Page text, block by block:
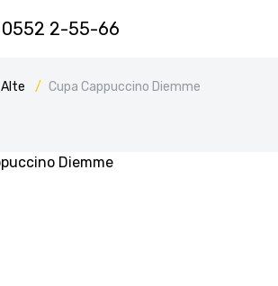
0552 2-55-66
Alte Cupa Cappuccino Diemme